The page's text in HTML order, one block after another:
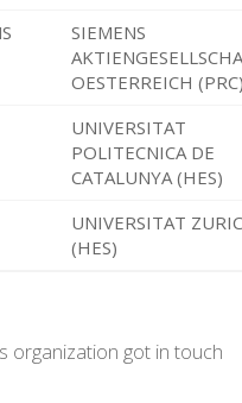
SIEMENS
OESTERREICH
UNIVERSITAT
POLITECNICA DE
CATALUNYA (HES)
UNIVERSITAT
(HES)
organization got in touch